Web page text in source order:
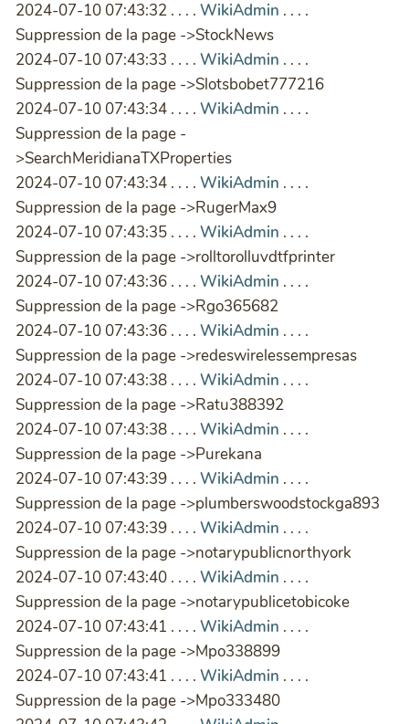
2024-07-10 07:43:32 . . . . WikiAdmin . . . .
Suppression de la page ->StockNews
2024-07-10 07:43:33 . . . . WikiAdmin . . . .
Suppression de la page ->Slotsbobet777216
2024-07-10 07:43:34 . . . . WikiAdmin . . . .
Suppression de la page -
>SearchMeridianaTXProperties
2024-07-10 07:43:34 . . . . WikiAdmin . . . .
Suppression de la page ->RugerMax9
2024-07-10 07:43:35 . . . . WikiAdmin . . . .
Suppression de la page ->rolltorolluvdtfprinter
2024-07-10 07:43:36 . . . . WikiAdmin . . . .
Suppression de la page ->Rgo365682
2024-07-10 07:43:36 . . . . WikiAdmin . . . .
Suppression de la page ->redeswirelessempresas
2024-07-10 07:43:38 . . . . WikiAdmin . . . .
Suppression de la page ->Ratu388392
2024-07-10 07:43:38 . . . . WikiAdmin . . . .
Suppression de la page ->Purekana
2024-07-10 07:43:39 . . . . WikiAdmin . . . .
Suppression de la page ->plumberswoodstockga893
2024-07-10 07:43:39 . . . . WikiAdmin . . . .
Suppression de la page ->notarypublicnorthyork
2024-07-10 07:43:40 . . . . WikiAdmin . . . .
Suppression de la page ->notarypublicetobicoke
2024-07-10 07:43:41 . . . . WikiAdmin . . . .
Suppression de la page ->Mpo338899
2024-07-10 07:43:41 . . . . WikiAdmin . . . .
Suppression de la page ->Mpo333480